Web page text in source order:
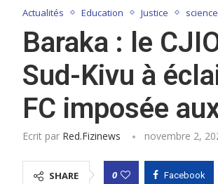
Actualités Education Justice science
Baraka : le
Sud-Kivu à
FC imposée
Ecrit par Red.fizinews novembre 2,
SHARE 0 Facebook